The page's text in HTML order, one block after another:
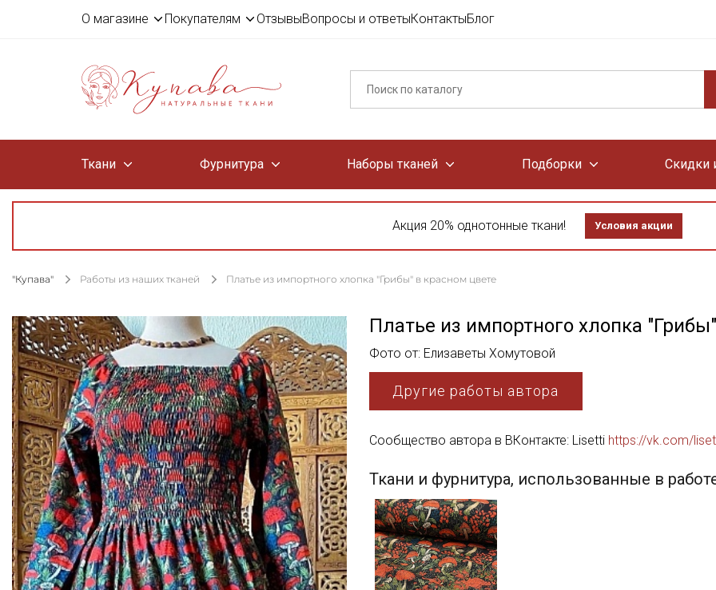
О магазине Покупателям ОтзывыВопросы и ответыКонтактыБлог
Ткани Фурнитура Наборы тканей Подборки Скидки
Акция 20% однотонные ткани! Условия акции
"Купава" Работы из наших тканей Платье из импортного хлопка "Грибы" в красном цвете
Платье из импортного хлопка
Фото от: Елизаветы Хомутовой
Другие работы автора
Сообщество автора в ВКонтакте: Lisetti https://vk.com/
Ткани и фурнитура, использованные в